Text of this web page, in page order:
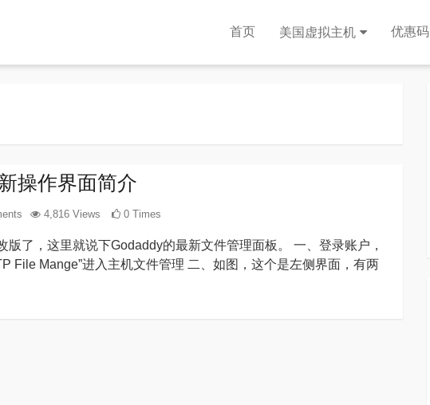
首页 美国虚拟主机 优惠码
操作界面简介
4,816 Views 0 Times
版了，这里就说下Godaddy的最新文件管理面板。 一、登录账户，
File Mange”进入主机文件管理 二、如图，这个是左侧界面，有两